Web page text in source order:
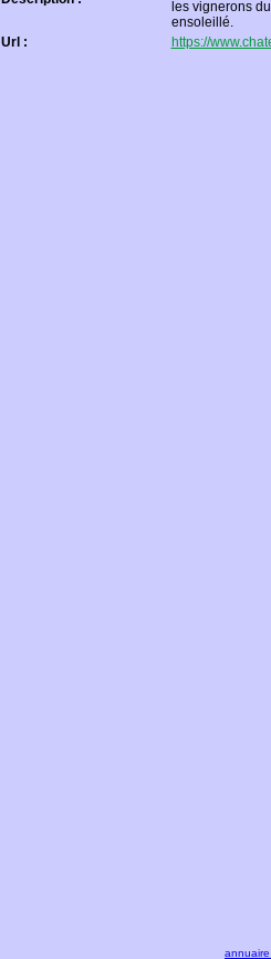
les vignerons
ensoleillé.
Url :
https://